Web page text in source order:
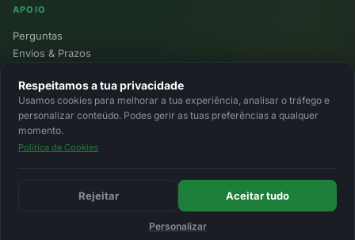
APOIO
Perguntas
Envios & Prazos
Devoluções
Minha Conta
© 2026 Ecolivros. Todos os direitos reservados.
Respeitamos a tua privacidade
Usamos cookies para melhorar a tua experiência, analisar o tráfego e
personalizar conteúdo. Podes gerir as tuas preferências a qualquer
momento.
Política de Cookies
Personalizar
Rejeitar Aceitar tudo